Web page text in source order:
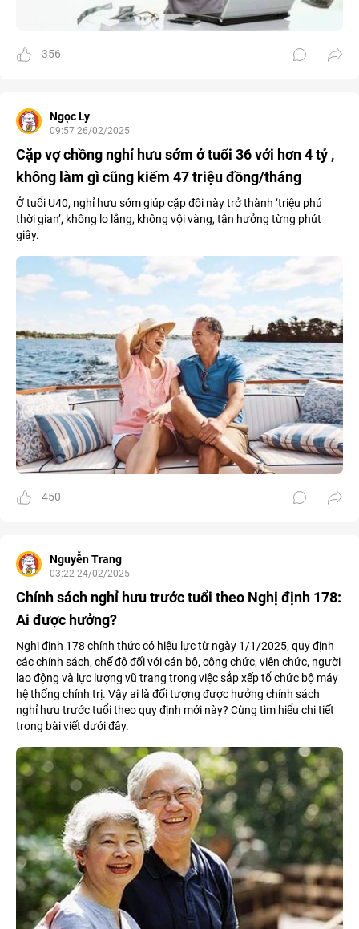
356
Ngọc Ly
09:57 26/02/2025
Cặp vợ chồng nghỉ hưu sớm ở tuổi 36 với hơn 4 tỷ ,
không làm gì cũng kiếm 47 triệu đồng/tháng
Ở tuổi U40, nghỉ hưu sớm giúp cặp đôi này trở thành ‘triệu phú
thời gian’, không lo lắng, không vội vàng, tận hưởng từng phút
giây.
450
Nguyễn Trang
03:22 24/02/2025
Chính sách nghỉ hưu trước tuổi theo Nghị định 178:
Ai được hưởng?
Nghị định 178 chính thức có hiệu lực từ ngày 1/1/2025, quy định
các chính sách, chế độ đối với cán bộ, công chức, viên chức, người
lao động và lực lượng vũ trang trong việc sắp xếp tổ chức bộ máy
hệ thống chính trị. Vậy ai là đối tượng được hưởng chính sách
nghỉ hưu trước tuổi theo quy định mới này? Cùng tìm hiểu chi tiết
trong bài viết dưới đây.